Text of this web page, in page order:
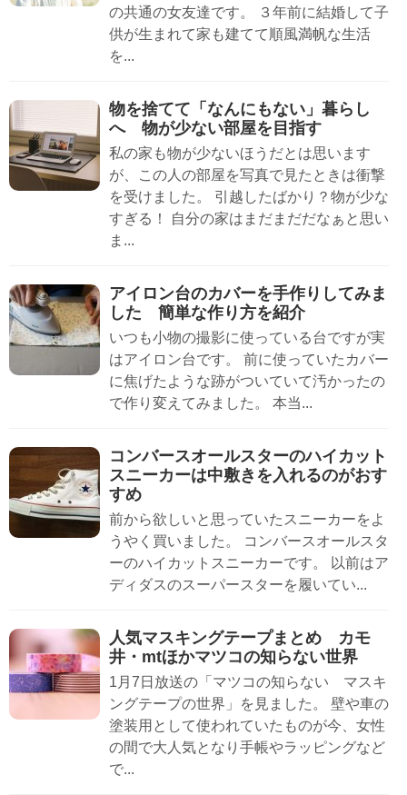
の共通の女友達です。 ３年前に結婚して子
供が生まれて家も建てて順風満帆な生活
を...
物を捨てて「なんにもない」暮らし
へ 物が少ない部屋を目指す
私の家も物が少ないほうだとは思います
が、この人の部屋を写真で見たときは衝撃
を受けました。 引越したばかり？物が少な
すぎる！ 自分の家はまだまだだなぁと思い
ま...
アイロン台のカバーを手作りしてみま
した 簡単な作り方を紹介
いつも小物の撮影に使っている台ですが実
はアイロン台です。 前に使っていたカバー
に焦げたような跡がついていて汚かったの
で作り変えてみました。 本当...
コンバースオールスターのハイカット
スニーカーは中敷きを入れるのがおす
すめ
前から欲しいと思っていたスニーカーをよ
うやく買いました。 コンバースオールスタ
ーのハイカットスニーカーです。 以前はア
ディダスのスーパースターを履いてい...
人気マスキングテープまとめ カモ
井・mtほかマツコの知らない世界
1月7日放送の「マツコの知らない マスキ
ングテープの世界」を見ました。 壁や車の
塗装用として使われていたものが今、女性
の間で大人気となり手帳やラッピングなど
で...